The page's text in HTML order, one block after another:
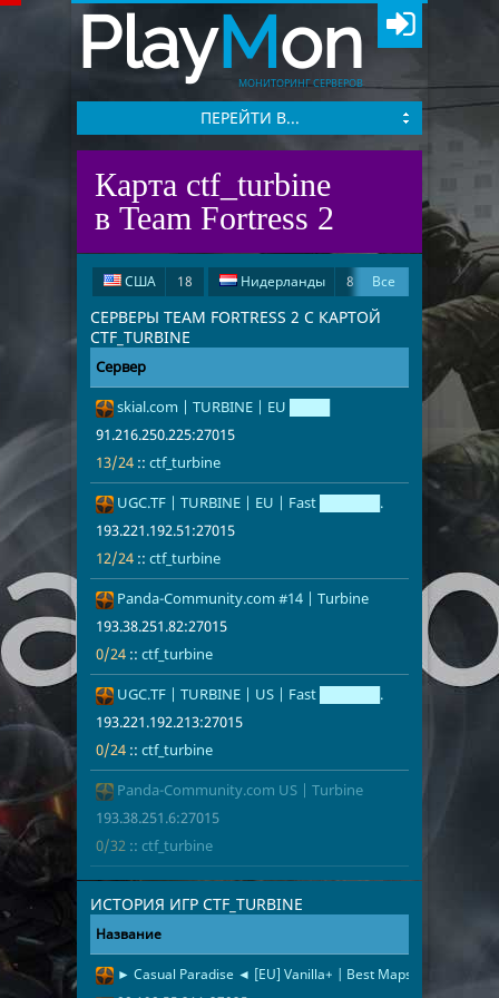
PlayMon
МОНИТОРИНГ СЕРВЕРОВ
ПЕРЕЙТИ В...
Карта ctf_turbine
в Team Fortress 2
США 18 Нидерланды
8
Германия
6 Россия
6
Канада
5 Украина
3
Великобритания
Франция
3 Словакия
Все
СЕРВЕРЫ TEAM FORTRESS 2 С КАРТОЙ
CTF_TURBINE
Сервер Адрес
Игроки
skial.com | TURBINE | EU ████
91.216.250.225:27015
13/24 :: ctf_turbine
13/24
ctf_turbine
UGC.TF | TURBINE | EU | Fast ██████.
193.221.192.51:27015
12/24 :: ctf_turbine
Panda-Community.com #14 | Turbine
193.38.251.82:27015
0/24 :: ctf_turbine
0/24
ctf_turbine
UGC.TF | TURBINE | US | Fast ██████.
193.221.192.213:27015
0/24 :: ctf_turbine
ctf_turbine
Panda-Community.com US | Turbine
193.38.251.6:27015
0/32 :: ctf_turbine
ИСТОРИЯ ИГР CTF_TURBINE
Название
► Casual Paradise ◄ [EU] Vanilla+ | Best Maps | No